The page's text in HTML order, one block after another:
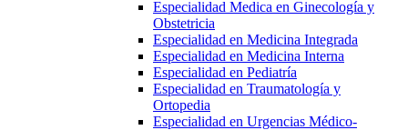
Especialidad Medica en Ginecología y
Obstetricia
Especialidad en Medicina Integrada
Especialidad en Medicina Interna
Especialidad en Pediatría
Especialidad en Traumatología y
Ortopedia
Especialidad en Urgencias Médico-